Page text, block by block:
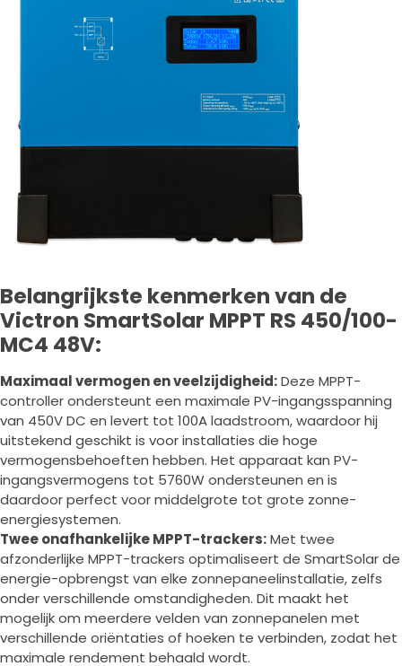
Belangrijkste kenmerken van de
Victron SmartSolar MPPT RS 450/100-
MC4 48V:
Maximaal vermogen en veelzijdigheid:Deze MPPT-
controller ondersteunt een maximale PV-ingangsspanning
van 450V DC en levert tot 100A laadstroom, waardoor hij
uitstekend geschikt is voor installaties die hoge
vermogensbehoeften hebben. Het apparaat kan PV-
ingangsvermogens tot 5760W ondersteunen en is
daardoor perfect voor middelgrote tot grote zonne-
energiesystemen.
Twee onafhankelijke MPPT-trackers:Met twee
afzonderlijke MPPT-trackers optimaliseert de SmartSolar de
energie-opbrengst van elke zonnepaneelinstallatie, zelfs
onder verschillende omstandigheden. Dit maakt het
mogelijk om meerdere velden van zonnepanelen met
verschillende oriëntaties of hoeken te verbinden, zodat het
maximale rendement behaald wordt.